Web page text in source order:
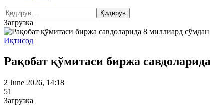
Загрузка
Иқтисод
Рақобат қўмитаси биржа
2 June 2026, 14:18
51
Загрузка